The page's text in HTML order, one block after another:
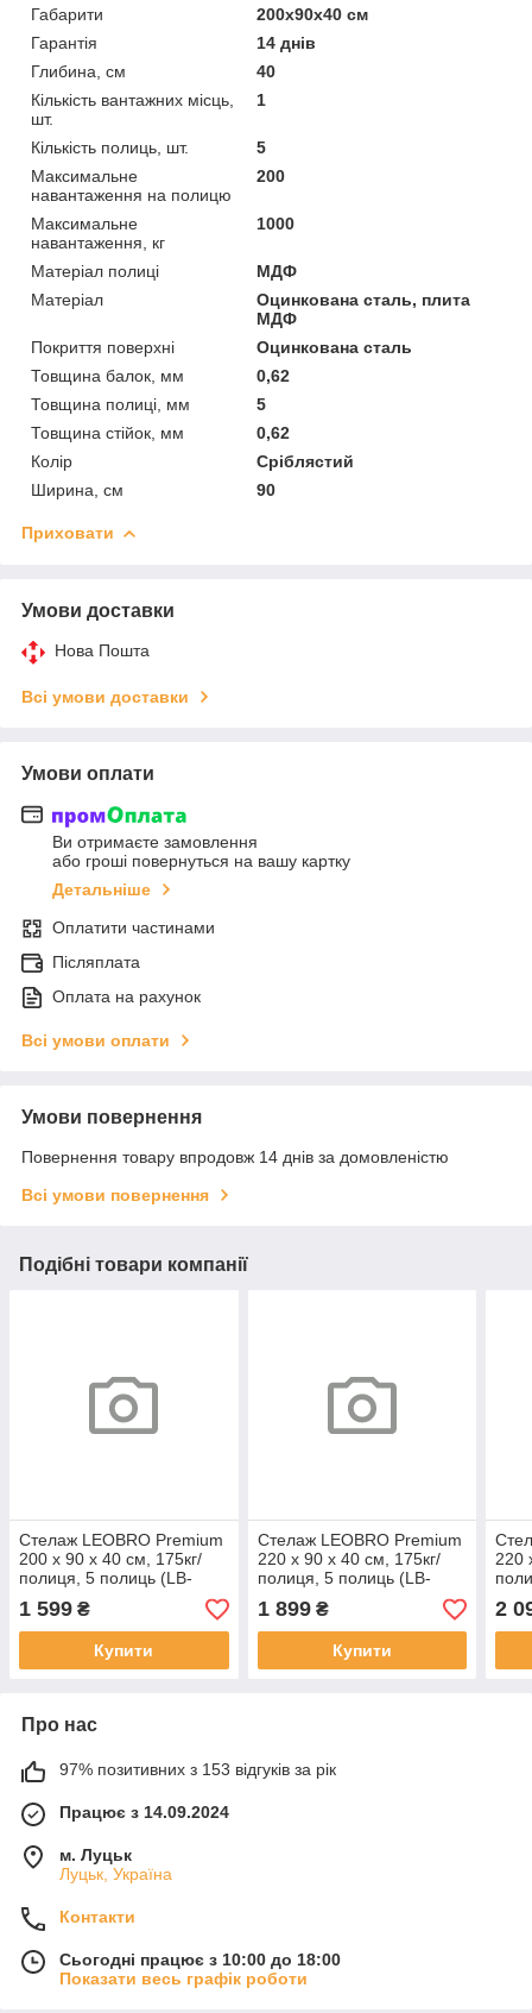
Габарити
200х90х40 см
Гарантія
14 днів
Глибина, см
40
Кількість вантажних місць,
шт.
1
Кількість полиць, шт.
5
Максимальне
навантаження на полицю
200
Максимальне
навантаження, кг
1000
Матеріал полиці
МДФ
Матеріал
Оцинкована сталь, плита
МДФ
Покриття поверхні
Оцинкована сталь
Товщина балок, мм
0,62
Товщина полиці, мм
5
Товщина стійок, мм
0,62
Колір
Сріблястий
Ширина, см
90
Приховати
Умови доставки
Нова Пошта
Всі умови доставки
Умови оплати
Ви отримаєте замовлення
або гроші повернуться на вашу картку
Детальніше
Оплатити частинами
Післяплата
Оплата на рахунок
Всі умови оплати
Умови повернення
Повернення товару впродовж 14 днів за домовленістю
Всі умови повернення
Подібні товари компанії
Стелаж LEOBRO Premium
200 х 90 х 40 см, 175кг/
полиця, 5 полиць (LB-
1 599 ₴
Купити
Стелаж LEOBRO Premium
220 х 90 х 40 см, 175кг/
полиця, 5 полиць (LB-
1 899₴
Купити
220
2
Про нас
97% позитивних з 153 відгуків за рік
Працює з 14.09.2024
м. Луцьк
Луцьк, Україна
Контакти
Сьогодні працює з 10:00 до 18:00
Показати весь графік роботи